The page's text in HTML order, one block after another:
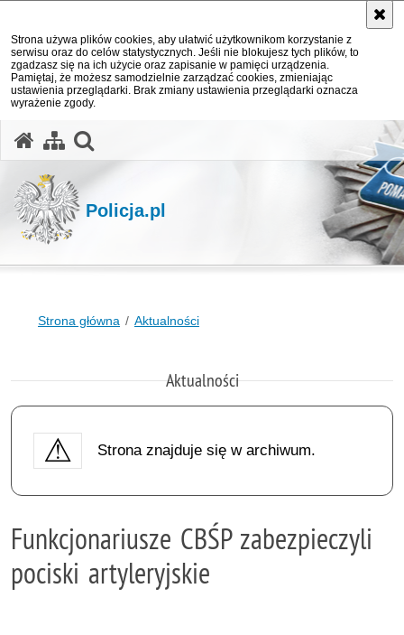
Strona używa plików cookies, aby ułatwić użytkownikom korzystanie z
serwisu oraz do celów statystycznych. Jeśli nie blokujesz tych plików, to
zgadzasz się na ich użycie oraz zapisanie w pamięci urządzenia.
Pamiętaj, że możesz samodzielnie zarządzać cookies, zmieniając
ustawienia przeglądarki. Brak zmiany ustawienia przeglądarki oznacza
wyrażenie zgody.
Policja.pl
Strona główna Aktualności
Aktualności
Strona znajduje się w archiwum.
Funkcjonariusze CBŚP zabezpieczyli
pociski artyleryjskie